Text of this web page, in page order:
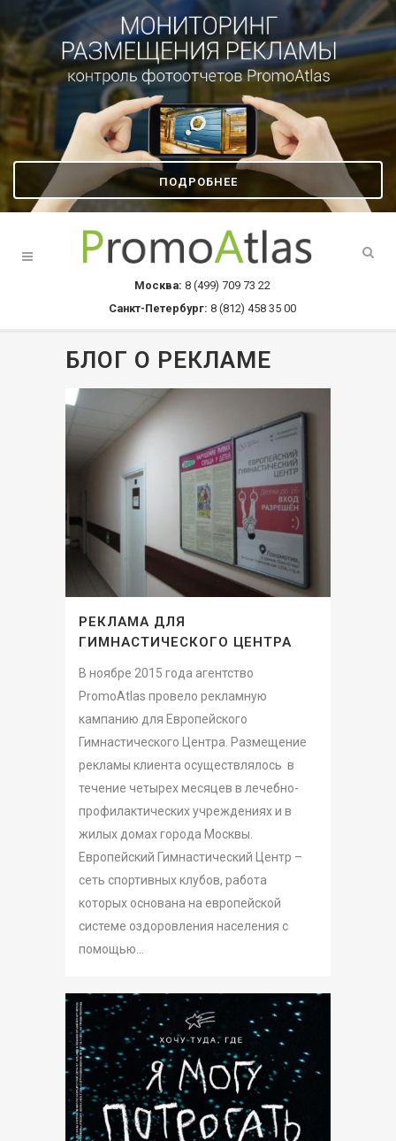
ПОДРОБНЕЕ
Москва: 8 (499) 709 73 22
Санкт-Петербург: 8 (812) 458 35 00
БЛОГ О РЕКЛАМЕ
РЕКЛАМА ДЛЯ
ГИМНАСТИЧЕСКОГО ЦЕНТРА
В ноябре 2015 года агентство
PromoAtlas провело рекламную
кампанию для Европейского
Гимнастического Центра. Размещение
рекламы клиента осуществлялось в
течение четырех месяцев в лечебно-
профилактических учреждениях и в
жилых домах города Москвы.
Европейский Гимнастический Центр –
сеть спортивных клубов, работа
которых основана на европейской
системе оздоровления населения с
помощью...